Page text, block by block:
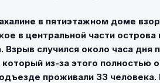
в пятиэтажном доме
в центральной части острова
случился около часа дня
из-за этого полностью
проживали 33 человека.